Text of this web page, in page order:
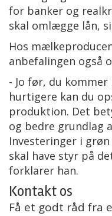
for banker og
skal omlægge lån,
Hos
anbefalingen også
- Jo før, du
hurtigere kan du
produktion. Det
og bedre grundlag
Investeringer i
skal have styr på
forklarer han.
Kontakt os
Få et godt råd fra